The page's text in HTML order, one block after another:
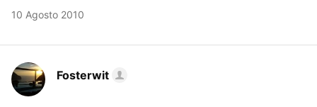
10 Agosto 2010
Fosterwit